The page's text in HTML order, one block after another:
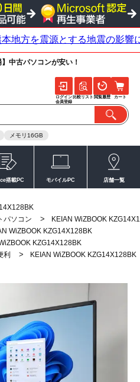
中古パソコンが安い！
メモリ16GB
ログイン
会員登録
比較リスト 閲覧履歴 カート
搭載PC モバイルPC 店舗一覧
パソコン >
KEIAN WiZBOOK
WiZBOOK KZG14X128BK
KZG14X128BK
利 > KEIAN WiZBOOK KZG14X128BK